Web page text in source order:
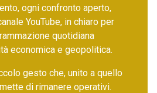
ogni confronto aperto,
YouTube, in chiaro per
quotidiana
economica e geopolitica.
gesto che, unito a quello
di rimanere operativi.